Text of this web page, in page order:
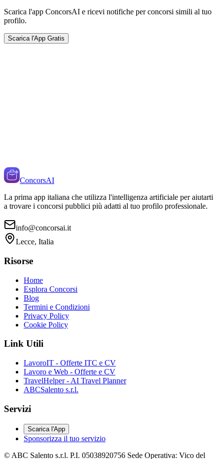
Scarica l'app ConcorsAI e ricevi notifiche per concorsi simili al tuo
profilo.
Scarica l'App Gratis
ConcorsAI
La prima app italiana che utilizza l'intelligenza artificiale per aiutarti
a trovare i concorsi pubblici più adatti al tuo profilo professionale.
info@concorsai.it
Lecce, Italia
Risorse
Home
Esplora Concorsi
Blog
Termini e Condizioni
Privacy Policy
Cookie Policy
Link Utili
LavoroIT - Offerte ITC e CV
Lavoro e Web - Offerte e CV
TravelHelper - AI Travel Planner
ABCSalento s.r.l.
Servizi
Scarica l'App
Sponsorizza il tuo servizio
© ABC Salento s.r.l. P.I. 05038920756 Sede Operativa: Vico del